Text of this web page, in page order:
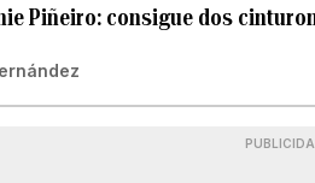
Piñeiro: consigue dos